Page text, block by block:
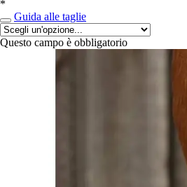
*
Guida alle taglie
Questo campo è obbligatorio